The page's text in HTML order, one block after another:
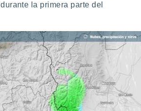
la primera parte del